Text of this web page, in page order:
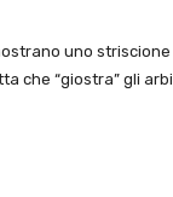
uno
che “giostra” gli